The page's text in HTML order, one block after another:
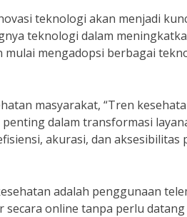
teknologi akan menjadi
teknologi dalam
mengadopsi berbagai
masyarakat, “Tren
dalam transformasi
akurasi, dan aksesibilitas
adalah penggunaan
online tanpa perlu